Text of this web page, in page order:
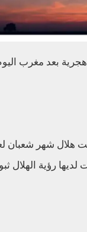
وذكرت الوزارة، في بلاغ لها، أنها راقبت هلال شهر